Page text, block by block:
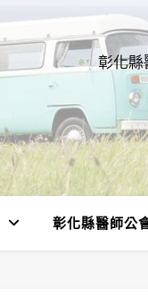
彰化
彰化縣醫師公